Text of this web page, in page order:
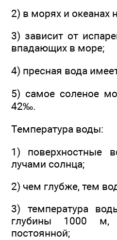
2) в морях и океанах
3) зависит от
впадающих в море;
4) пресная вода
5) самое соленое
42‰.
Температура воды:
1) поверхностные
лучами солнца;
2) чем глубже, тем
3) температура
глубины 1000 м,
постоянной;